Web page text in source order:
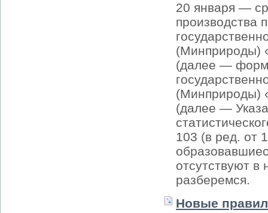
20 января —
(Минприроды)
(далее —
(Минприроды)
(далее —
103 (в ред. от
отсутствуют в
разберемся.
Новые